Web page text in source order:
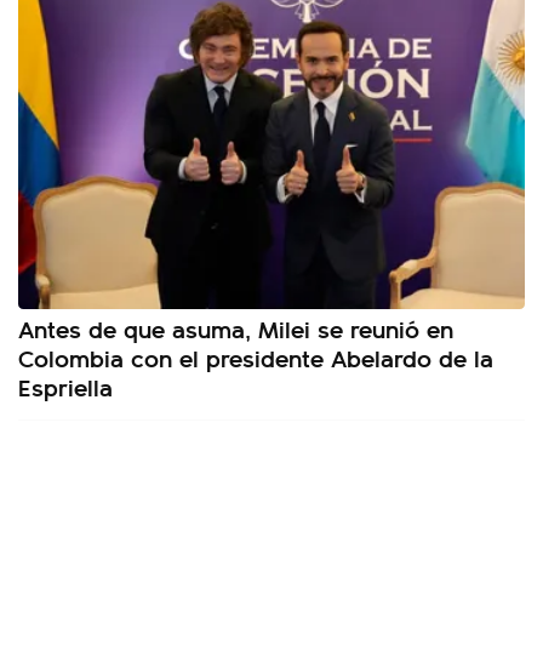
Antes de que asuma, Milei se reunió en
Colombia con el presidente Abelardo de la
Espriella